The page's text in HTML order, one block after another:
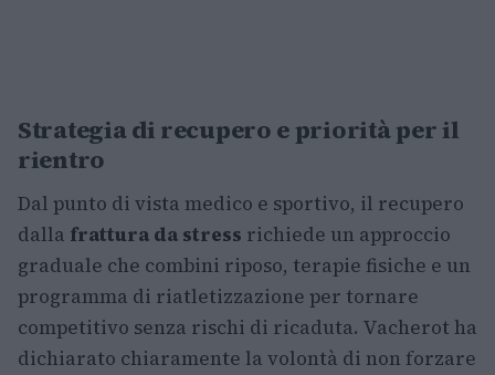
Strategia di recupero e priorità per il
rientro
Dal punto di vista medico e sportivo, il recupero
dalla frattura da stress richiede un approccio
graduale che combini riposo, terapie fisiche e un
programma di riatletizzazione per tornare
competitivo senza rischi di ricaduta. Vacherot ha
dichiarato chiaramente la volontà di non forzare